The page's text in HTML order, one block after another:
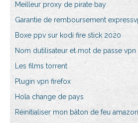
Meilleur proxy de pirate bay
Garantie de remboursement
Boxe ppv sur kodi fire stick 2020
Nom dutilisateur et mot de passe vpn
Les films torrent
Plugin vpn firefox
Hola change de pays
Réinitialiser mon bâton de feu amazon